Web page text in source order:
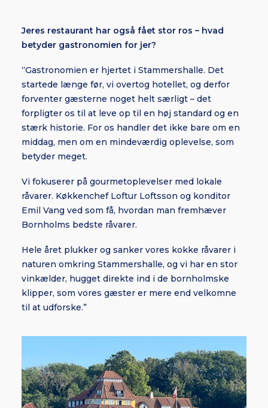
Jeres restaurant har også fået stor ros – hvad
betyder gastronomien for jer?
“Gastronomien er hjertet i Stammershalle. Det
startede længe før, vi overtog hotellet, og derfor
forventer gæsterne noget helt særligt – det
forpligter os til at leve op til en høj standard og en
stærk historie. For os handler det ikke bare om en
middag, men om en mindeværdig oplevelse, som
betyder meget.
Vi fokuserer på gourmetoplevelser med lokale
råvarer. Køkkenchef Loftur Loftsson og konditor
Emil Vang ved som få, hvordan man fremhæver
Bornholms bedste råvarer.
Hele året plukker og sanker vores kokke råvarer i
naturen omkring Stammershalle, og vi har en stor
vinkælder, hugget direkte ind i de bornholmske
klipper, som vores gæster er mere end velkomne
til at udforske.”